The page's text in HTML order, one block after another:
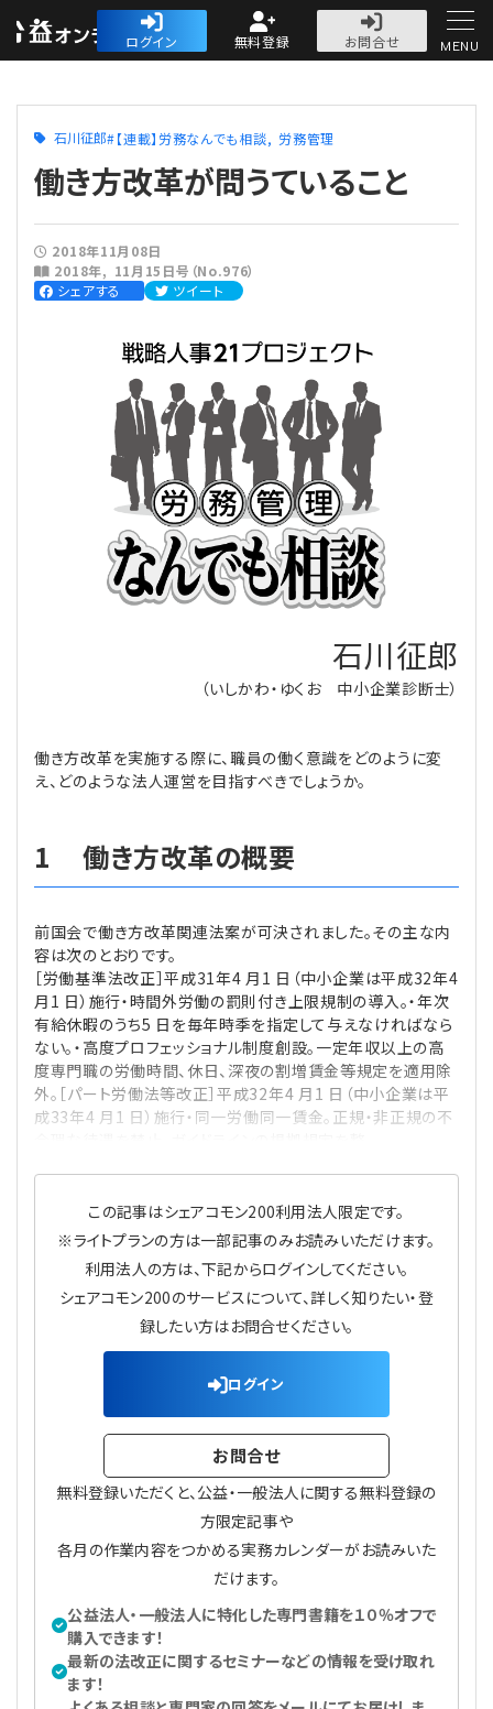
公益・一般法人オ
ログイン 無料登録
お問合せ
人気記事
評議員会・社員総会
理事・監事
法改正-法人運営
会計・税務
定期提出書類
会計処理
電子帳簿保存法
労務管理
利益相反取引
カレンダー
【連載】オピニオンリーダーのnote
【連載】会計相談室
【連載】公益法人運営実務の処方箋
【連載】公益法人会計検定試験一問一答
【連載】公益法人のための「新公益信託」活用戦略
【連載】採用・定着・育成のための人事戦略
【連載】シェアコモン200インタビュー
【連載】シェアコモン200 誌上相談室
【連載】実務と税務のポイント
【連載】事務局だよりPLUS
【連載】テーマで紐解く逆引きガイドライン
【連載】悩みと向き合う経営学
【連載】非営利法人AtoZei
【連載】労務管理の歩き方
【連載】AI活用のすすめ
公益・一般法人オンラインとは
専門誌一覧
お問合せ
プライバシーポリシー
MENU
石川征郎 【連載】労務なんでも相談 労務管理
働き方改革が問うていること
2018年11月08日
2018年
11月15日号（No.976）
シェアする
ツイート
石川征郎
（いしかわ・ゆくお 中小企業診断士）
働き方改革を実施する際に、職員の働く意識をどのように変
え、どのような法人運営を目指すべきでしょうか。
1 働き方改革の概要
前国会で働き方改革関連法案が可決されました。その主な内
容は次のとおりです。
［労働基準法改正］平成31年4 月1 日（中小企業は平成32年4
月1 日）施行・時間外労働の罰則付き上限規制の導入。・年次
有給休暇のうち5 日を毎年時季を指定して与えなければなら
ない。・高度プロフェッショナル制度創設。一定年収以上の高
度専門職の労働時間、休日、深夜の割増賃金等規定を適用除
外。［パート労働法等改正］平成32年4 月1 日（中小企業は平
成33年4 月1 日）施行・同一労働同一賃金。正規・非正規の不
この記事はシェアコモン200利用法人限定です。
※ライトプランの方は一部記事のみお読みいただけます。
利用法人の方は、下記からログインしてください。
シェアコモン200のサービスについて、詳しく知りたい・登
録したい方はお問合せください。
ログイン
お問合せ
無料登録いただくと、公益・一般法人に関する無料登録の
方限定記事や
各月の作業内容をつかめる実務カレンダーがお読みいた
だけます。
公益法人・一般法人に特化した専門書籍を１０％オフで
購入できます！
最新の法改正に関するセミナーなどの情報を受け取れ
ます！